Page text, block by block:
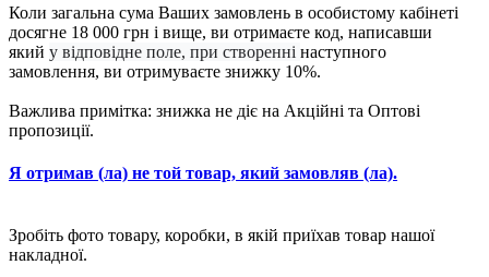
Коли загальна сума Ваших замовлень в особистому кабінеті
досягне 18 000 грн і вище, ви отримаєте код, написавши
який у відповідне поле, при створенні наступного
замовлення, ви отримуваєте знижку 10%.
Важлива примітка: знижка не діє на Акційні та Оптові
пропозиції.
Я отримав (ла) не той товар, який замовляв (ла).
Зробіть фото товару, коробки, в якій приїхав товар нашої
накладної.